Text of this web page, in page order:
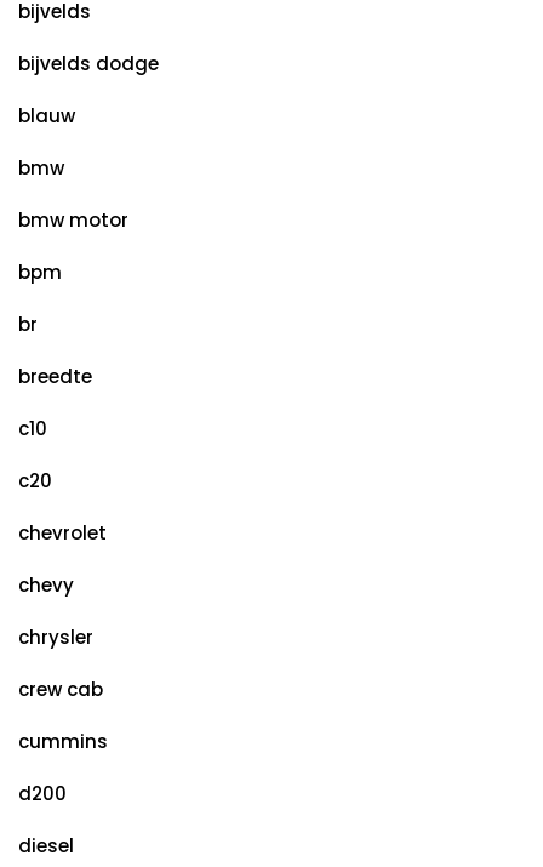
bijvelds
bijvelds dodge
blauw
bmw
bmw motor
bpm
br
breedte
c10
c20
chevrolet
chevy
chrysler
crew cab
cummins
d200
diesel